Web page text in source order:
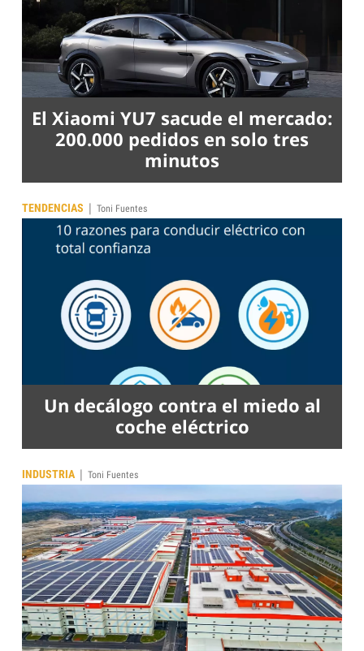
El Xiaomi YU7 sacude el mercado:
200.000 pedidos en solo tres
minutos
TENDENCIAS | Toni Fuentes
Un decálogo contra el miedo al
coche eléctrico
INDUSTRIA | Toni Fuentes